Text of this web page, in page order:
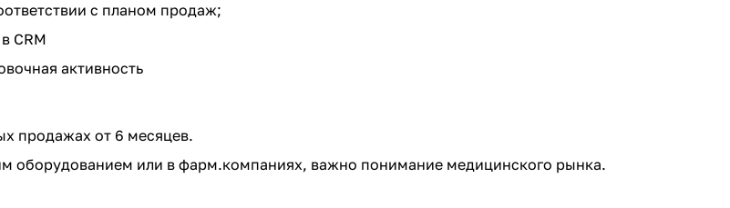
с планом продаж;
CRM
активность
продажах от 6 месяцев.
оборудованием или в фарм.компаниях, важно понимание медицинского рынка.